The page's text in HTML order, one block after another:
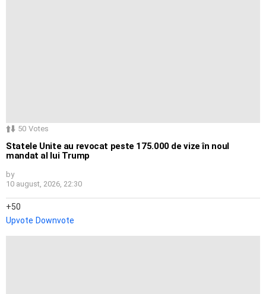
50 Votes
Statele Unite au revocat peste 175.000 de vize în noul
mandat al lui Trump
by
10 august, 2026, 22:30
50
Upvote Downvote